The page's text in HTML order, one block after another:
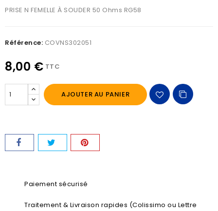
PRISE N FEMELLE À SOUDER 50 Ohms RG58
Référence: COVNS302051
8,00 € TTC
AJOUTER AU PANIER
Paiement sécurisé
Traitement & Livraison rapides (Colissimo ou Lettre